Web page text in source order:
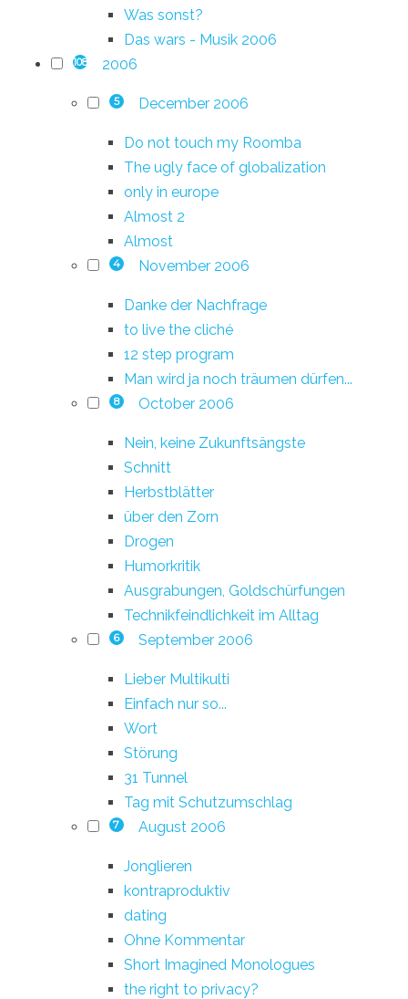
Was sonst?
Das wars - Musik 2006
108 2006
5 December 2006
Do not touch my Roomba
The ugly face of globalization
only in europe
Almost 2
Almost
4 November 2006
Danke der Nachfrage
to live the cliché
12 step program
Man wird ja noch träumen dürfen...
8 October 2006
Nein, keine Zukunftsängste
Schnitt
Herbstblätter
über den Zorn
Drogen
Humorkritik
Ausgrabungen, Goldschürfungen
Technikfeindlichkeit im Alltag
6 September 2006
Lieber Multikulti
Einfach nur so...
Wort
Störung
31 Tunnel
Tag mit Schutzumschlag
7 August 2006
Jonglieren
kontraproduktiv
dating
Ohne Kommentar
Short Imagined Monologues
the right to privacy?